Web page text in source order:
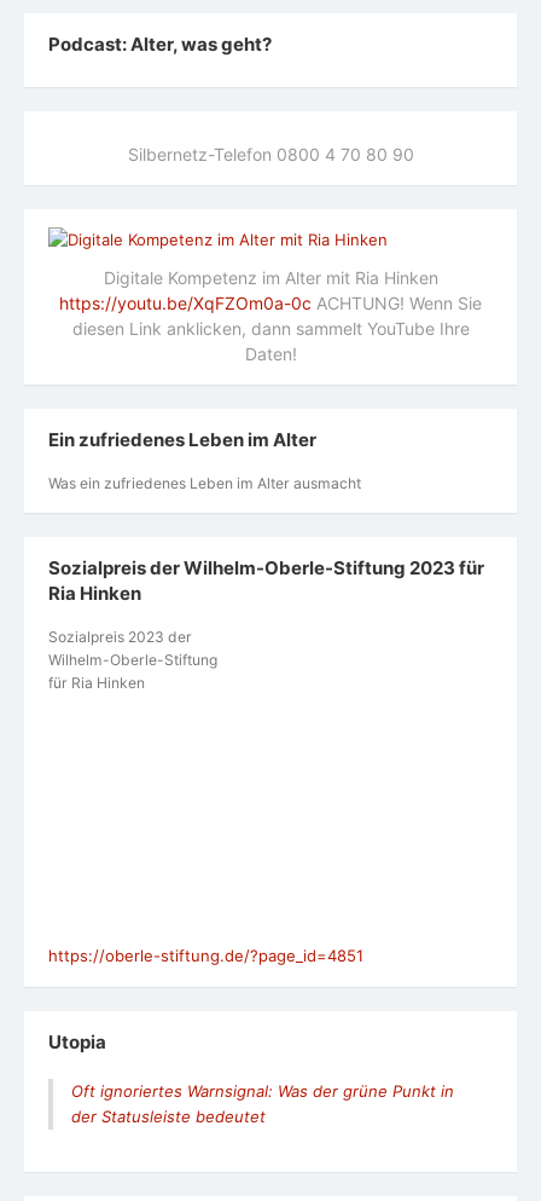
Podcast: Alter, was geht?
Silbernetz-Telefon 0800 4 70 80 90
Digitale Kompetenz im Alter mit Ria Hinken
https://youtu.be/XqFZOm0a-0c ACHTUNG! Wenn Sie
diesen Link anklicken, dann sammelt YouTube Ihre
Daten!
Ein zufriedenes Leben im Alter
Was ein zufriedenes Leben im Alter ausmacht
Sozialpreis der Wilhelm-Oberle-Stiftung 2023 für
Ria Hinken
Sozialpreis 2023 der
Wilhelm-Oberle-Stiftung
für Ria Hinken
https://oberle-stiftung.de/?page_id=4851
Utopia
Oft ignoriertes Warnsignal: Was der grüne Punkt in
der Statusleiste bedeutet